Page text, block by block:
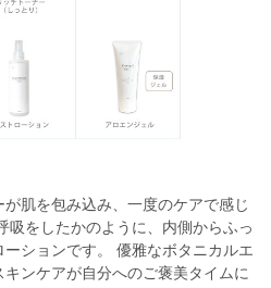
肌を包み込み、一度のケアで感じ
吸をしたかのように、内側からふっ
ションです。 優雅なボタニカルエ
ンケアが自分へのご褒美タイムに